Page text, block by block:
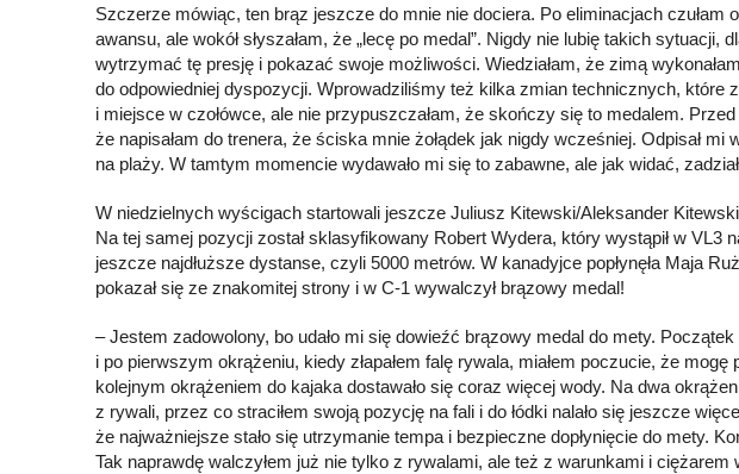
Szczerze mówiąc, ten brąz jeszcze do mnie nie dociera. Po eliminacjach czułam
awansu, ale wokół słyszałam, że „lecę po medal”. Nigdy nie lubię takich sytuacji,
wytrzymać tę presję i pokazać swoje możliwości. Wiedziałam, że zimą
do odpowiedniej dyspozycji. Wprowadziliśmy też kilka zmian technicznych, które
i miejsce w czołówce, ale nie przypuszczałam, że skończy się to medalem.
że napisałam do trenera, że ściska mnie żołądek jak nigdy wcześniej. Odpisał
na plaży. W tamtym momencie wydawało mi się to zabawne, ale jak widać,
W niedzielnych wyścigach startowali jeszcze Juliusz Kitewski/Aleksander
Na tej samej pozycji został sklasyfikowany Robert Wydera, który wystąpił w VL3
jeszcze najdłuższe dystanse, czyli 5000 metrów. W kanadyjce popłynęła Maja
pokazał się ze znakomitej strony i w C-1 wywalczył brązowy medal!
– Jestem zadowolony, bo udało mi się dowieźć brązowy medal do mety.
i po pierwszym okrążeniu, kiedy złapałem falę rywala, miałem poczucie, że
kolejnym okrążeniem do kajaka dostawało się coraz więcej wody. Na dwa
z rywali, przez co straciłem swoją pozycję na fali i do łódki nalało się jeszcze
że najważniejsze stało się utrzymanie tempa i bezpieczne dopłynięcie do mety.
Tak naprawdę walczyłem już nie tylko z rywalami, ale też z warunkami i ciężarem